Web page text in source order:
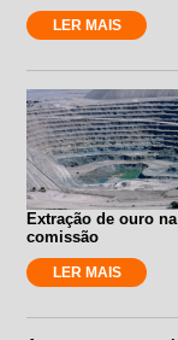
LER MAIS
Extração de ouro
comissão
LER MAIS